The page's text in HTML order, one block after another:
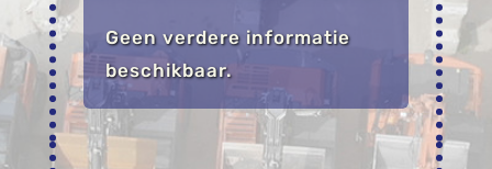
Geen verdere informatie
beschikbaar.